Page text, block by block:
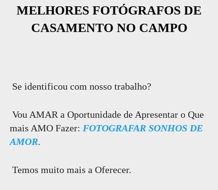
MELHORES FOTÓGRAFOS DE
CASAMENTO NO CAMPO
Se identificou com nosso trabalho?
Vou AMAR a Oportunidade de Apresentar o Que
mais AMO Fazer: FOTOGRAFAR SONHOS DE
AMOR.
Temos muito mais a Oferecer.